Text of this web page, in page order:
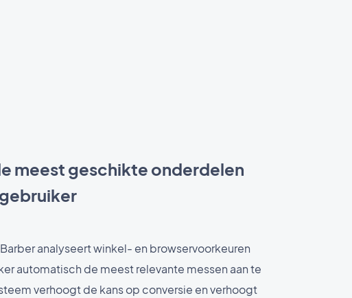
meest geschikte onderdelen
analyseert winkel- en browservoorkeuren
automatisch de meest relevante messen aan te
verhoogt de kans op conversie en verhoogt